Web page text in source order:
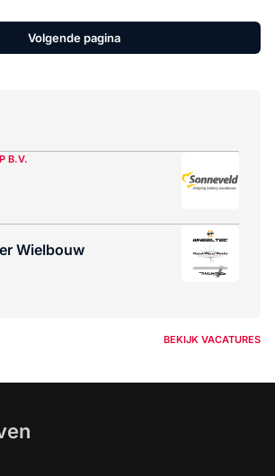
Volgende pagina
B.V.
Wielbouw
BEKIJK VACATURES